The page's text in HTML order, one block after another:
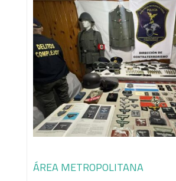
ÁREA METROPOLITANA